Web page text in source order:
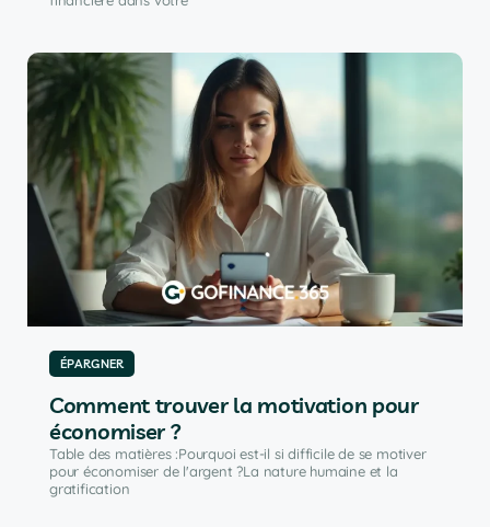
ÉPARGNER
Comment trouver la motivation pour
économiser ?
Table des matières :Pourquoi est-il si difficile de se motiver
pour économiser de l'argent ?La nature humaine et la
gratification